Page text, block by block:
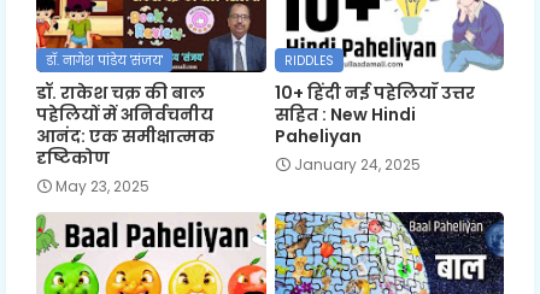
डॉ. नागेश पांडेय 'संजय'
डॉ. राकेश चक्र की बाल
पहेलियों में अनिर्वचनीय
आनंद: एक समीक्षात्मक
दृष्टिकोण
May 23, 2025
RIDDLES
10+ हिंदी नई पहेलियाँ उत्तर
सहित : New Hindi
Paheliyan
January 24, 2025